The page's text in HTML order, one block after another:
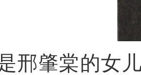
邢肇棠的女